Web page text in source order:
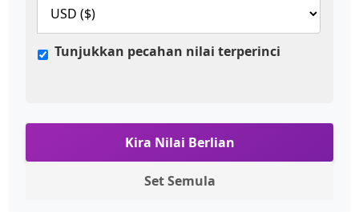
Tunjukkan pecahan nilai terperinci
Kira Nilai Berlian
Set Semula